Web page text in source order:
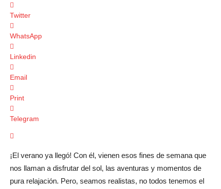
Twitter
WhatsApp
Linkedin
Email
Print
Telegram
¡El verano ya llegó! Con él, vienen esos fines de semana que
nos llaman a disfrutar del sol, las aventuras y momentos de
pura relajación. Pero, seamos realistas, no todos tenemos el